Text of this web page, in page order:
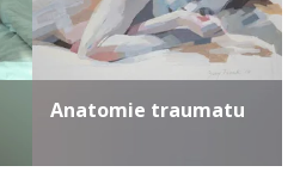
Anatomie traumatu